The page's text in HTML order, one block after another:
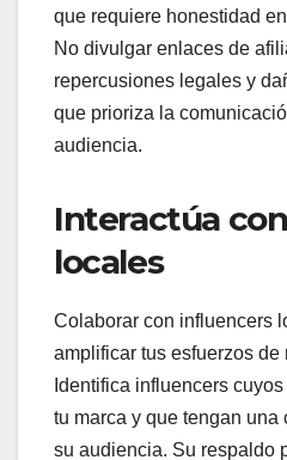
que requiere honestidad
No divulgar enlaces de
repercusiones legales y
que prioriza la
audiencia.
Interactúa
locales
Colaborar con influencers
amplificar tus esfuerzos
Identifica influencers
tu marca y que tengan
su audiencia. Su respaldo